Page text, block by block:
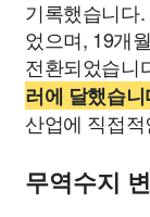
기록했습니다
었으며, 19개
전환되었습니
러에 달했습니
산업에 직접
무역수지